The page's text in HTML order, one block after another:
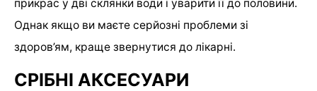
прикрас у дві склянки води і уварити її до половини.
Однак якщо ви маєте серйозні проблеми зі
здоров’ям, краще звернутися до лікарні.
СРІБНІ АКСЕСУАРИ